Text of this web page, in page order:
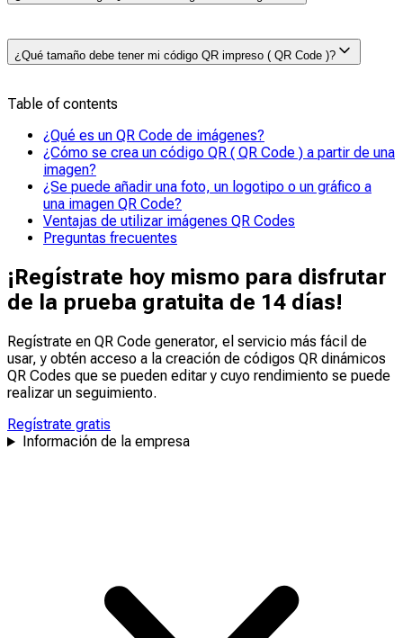
cualquier problema durante el escaneo.
Generatory ME-QR.
Sí, un código QR ( QR Code ) puede redirigir a una
imagen. Esto se puede hacer creando una imagen en QR
enlace para crear un código QR ( QR Code ) utilizando la
URL.
¿Qué tamaño debe tener mi código QR impreso ( QR Code )?
El tamaño depende de la distancia de escaneo. Una
10 pulgadas (25 cm) de distancia de escaneo
tarjetas de visita, suele bastar con un código de1 x 1
pulgada
tamaño mínimo de2 x 2 pulgadas. Estas son algunas
prácticas recomendadas
en qr code.
Table of contents
¿Qué es un QR Code de imágenes?
¿Cómo se crea un código QR ( QR Code ) a partir de una
imagen?
¿Se puede añadir una foto, un logotipo o un gráfico a
una imagen QR Code?
Ventajas de utilizar imágenes QR Codes
Preguntas frecuentes
¡Regístrate hoy mismo para disfrutar
de la prueba gratuita de 14 días!
Regístrate en QR Code generator, el servicio más fácil de
usar, y obtén acceso a la creación de códigos QR dinámicos
QR Codes que se pueden editary cuyo rendimiento se puede
realizar un seguimiento.
Regístrate gratis
Información de la empresa